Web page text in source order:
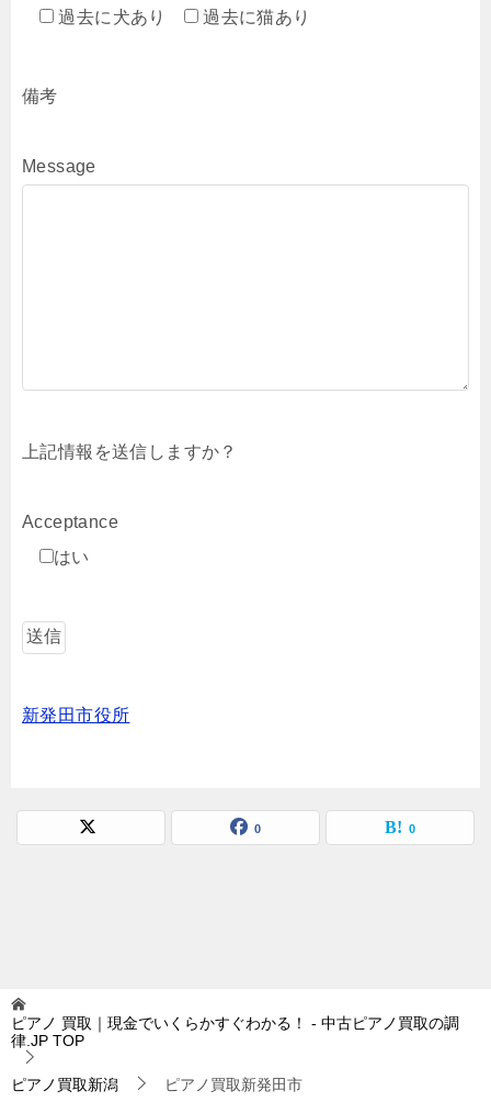
過去に犬あり
過去に猫あり
備考
Message
上記情報を送信しますか？
Acceptance
はい
新発田市役所
0 0
ピアノ 買取｜現金でいくらかすぐわかる！ - 中古ピアノ買取の調
律.JP TOP
ピアノ買取新潟 ピアノ買取新発田市